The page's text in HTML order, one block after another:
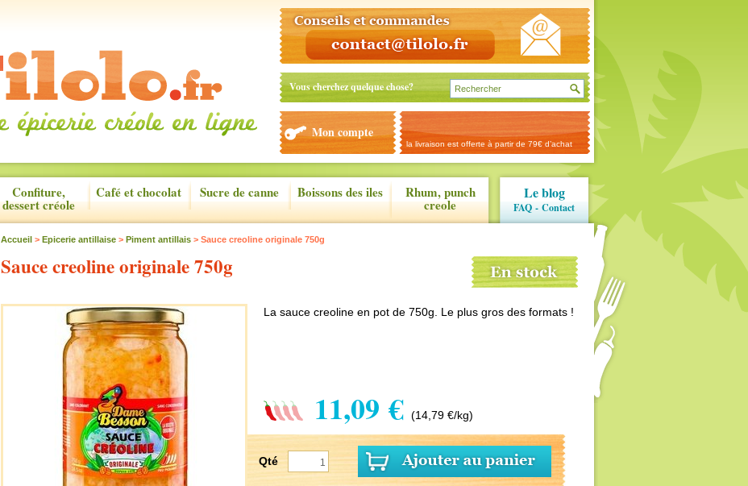
Vous cherchez quelque chose?
la livraison est offerte à partir de 79€ d’achat
Mon compte
Confiture,
dessert créole
Café et chocolat Sucre de canne Boissons des iles Rhum, punch
creole
Le blog
FAQ - Contact
Accueil > Epicerie antillaise > Piment antillais > Sauce creoline originale 750g
Sauce creoline originale 750g
La sauce creoline en pot de 750g. Le plus gros des formats !
11,09 € (14,79 €/kg)
Qté